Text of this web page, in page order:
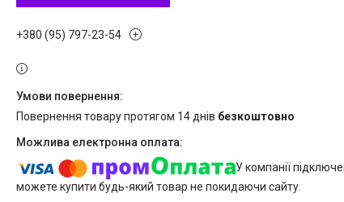
+380 (95) 797-23-54
повернення товару протягом 14 днів безкоштовно
У компанії
можете купити будь-який товар не покидаючи сайту.